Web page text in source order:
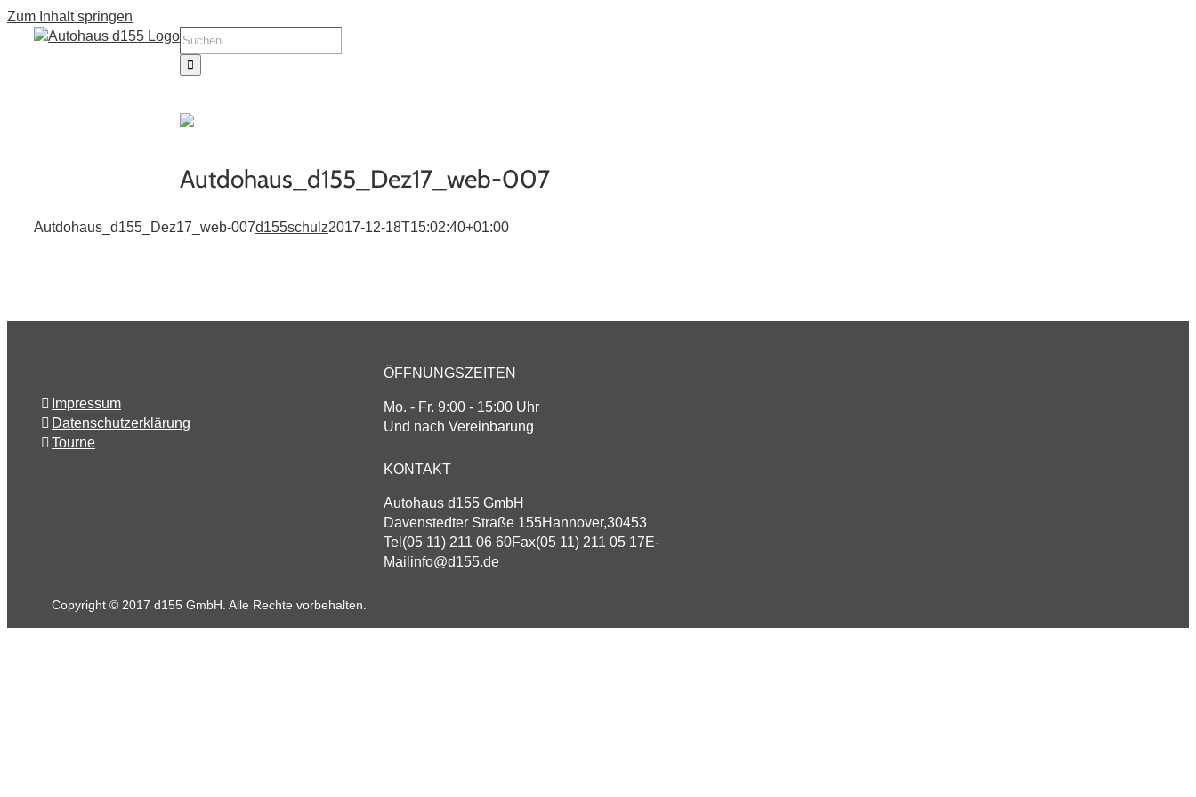
Zum Inhalt springen
Autdohaus_d155_Dez17_web-007
Autdohaus_d155_Dez17_web-007d155schulz2017-12-18T15:02:40+01:00
Impressum
Datenschutzerklärung
Tourne
ÖFFNUNGSZEITEN
Mo. - Fr. 9:00 - 15:00 Uhr
Und nach Vereinbarung
KONTAKT
Autohaus d155 GmbH
Davenstedter Straße 155Hannover,30453
Tel (05 11) 211 06 60Fax(05 11) 211 05 17E-
Mail info@d155.de
Copyright © 2017 d155 GmbH. Alle Rechte vorbehalten.